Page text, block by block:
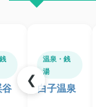
温泉・銭
湯
白子温泉
❮